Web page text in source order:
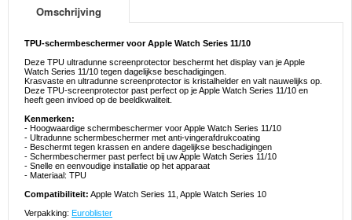
Omschrijving
TPU-schermbeschermer voor Apple Watch Series 11/10
Deze TPU ultradunne screenprotector beschermt het display van je Apple
Watch Series 11/10 tegen dagelijkse beschadigingen.
Krasvaste en ultradunne screenprotector is kristalhelder en valt nauwelijks op.
Deze TPU-screenprotector past perfect op je Apple Watch Series 11/10 en
heeft geen invloed op de beeldkwaliteit.
Kenmerken:
- Hoogwaardige schermbeschermer voor Apple Watch Series 11/10
- Ultradunne schermbeschermer met anti-vingerafdrukcoating
- Beschermt tegen krassen en andere dagelijkse beschadigingen
- Schermbeschermer past perfect bij uw Apple Watch Series 11/10
- Snelle en eenvoudige installatie op het apparaat
- Materiaal: TPU
Compatibiliteit: Apple Watch Series 11, Apple Watch Series 10
Verpakking: Euroblister